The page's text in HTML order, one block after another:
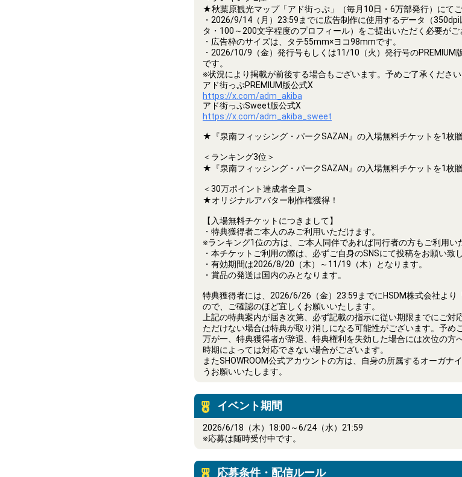
★秋葉原観光マップ「アド街っぷ」（毎月10日・6万部発行）にて
・2026/9/14（月）23:59までに広告制作に使用するデータ（
タ・100～200文字程度のプロフィール）をご提出いただく必要がご
・広告枠のサイズは、タテ55mm×ヨコ98mmです。
・2026/10/9（金）発行号もしくは11/10（火）発行号の
です。
※状況により掲載が前後する場合もございます。予めご了承ください
アド街っぷPREMIUM版公式X
https://x.com/adm_akiba
アド街っぷSweet版公式X
https://x.com/adm_akiba_sweet
★『泉南フィッシング・パークSAZAN』の入場無料チケットを1枚贈
＜ランキング3位＞
★『泉南フィッシング・パークSAZAN』の入場無料チケットを1枚贈
＜30万ポイント達成者全員＞
★オリジナルアバター制作権獲得！
【入場無料チケットにつきまして】
・特典獲得者ご本人のみご利用いただけます。
※ランキング1位の方は、ご本人同伴であれば同行者の方もご利用い
・本チケットご利用の際は、必ずご自身のSNSにて投稿をお願い致し
・有効期間は2026/8/20（木）～11/19（木）となります。
・賞品の発送は国内のみとなります。
特典獲得者には、2026/6/26（金）23:59までにHSDM株式会社より
ので、ご確認のほど宜しくお願いいたします。
上記の特典案内が届き次第、必ず記載の指示に従い期限までにご
ただけない場合は特典が取り消しになる可能性がございます。予め
万が一、特典獲得者が辞退、特典権利を失効した場合には次位の方
時期によっては対応できない場合がございます。
またSHOWROOM公式アカウントの方は、自身の所属するオーガナ
うお願いいたします。
イベント期間
2026/6/18（木）18:00～6/24（水）21:59
※応募は随時受付中です。
応募条件・配信ルール